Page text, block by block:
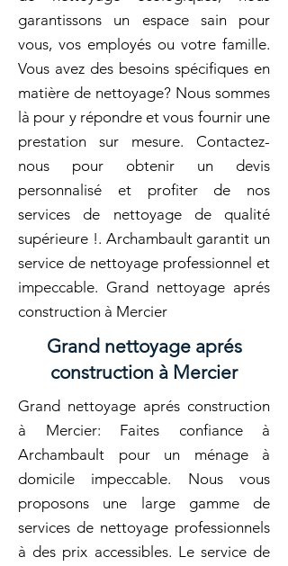
garantissons un espace sain pour
vous, vos employés ou votre famille.
Vous avez des besoins spécifiques en
matière de nettoyage? Nous sommes
là pour y répondre et vous fournir une
prestation sur mesure. Contactez-
nous pour obtenir un devis
personnalisé et profiter de nos
services de nettoyage de qualité
supérieure !. Archambault garantit un
service de nettoyage professionnel et
impeccable. Grand nettoyage aprés
construction à Mercier
Grand nettoyage aprés
construction à Mercier
Grand nettoyage aprés construction
à Mercier: Faites confiance à
Archambault pour un ménage à
domicile impeccable. Nous vous
proposons une large gamme de
services de nettoyage professionnels
à des prix accessibles. Le service de